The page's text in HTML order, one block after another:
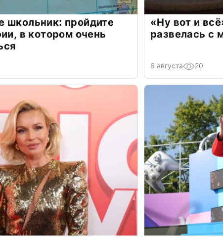
школьник: пройдите
в котором очень
«Ну вот и
развелась
6 августа 20